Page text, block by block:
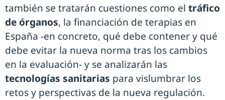
también se tratarán cuestiones como el tráfico
de órganos, la financiación de terapias en
España -en concreto, qué debe contener y qué
debe evitar la nueva norma tras los cambios
en la evaluación- y se analizarán las
tecnologías sanitarias para vislumbrar los
retos y perspectivas de la nueva regulación.